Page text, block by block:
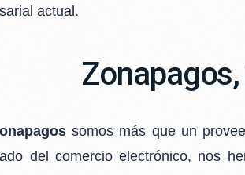
actual.
somos más que un
del comercio electrónico, nos